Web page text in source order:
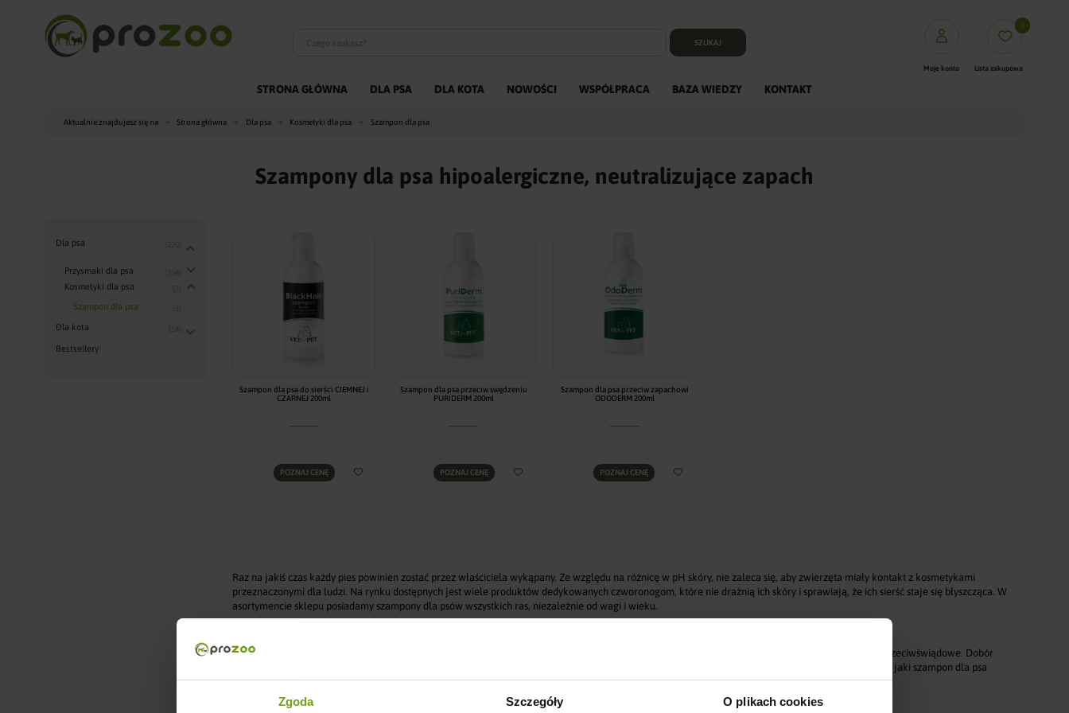
Zgoda Szczegóły O plikach cookies
SZUKAJ
Moje konto
0
Lista zakupowa
STRONA GŁÓWNA DLA PSA DLA KOTA NOWOŚCI WSPÓŁPRACA BAZA WIEDZY KONTAKT
Aktualnie znajdujesz się na Strona główna Dla psa Kosmetyki dla psa Szampon dla psa
Szampony dla psa hipoalergiczne, neutralizujące zapach
Dla psa
Przysmaki dla psa
Kosmetyki dla psa
Szampon dla psa
Dla kota
Bestsellery
Szampon dla psa do sierści CIEMNEJ i
CZARNEJ 200ml
POZNAJ CENĘ
Szampon dla psa przeciw swędzeniu
PURIDERM 200ml
POZNAJ CENĘ
Szampon dla psa przeciw zapachowi
ODODERM 200ml
POZNAJ CENĘ
Raz na jakiś czas każdy pies powinien zostać przez właściciela wykąpany. Ze względu na różnicę w pH skóry, nie zaleca się, aby zwierzęta miały kontakt z kosmetykami
przeznaczonymi dla ludzi. Na rynku dostępnych jest wiele produktów dedykowanych czworonogom, które nie drażnią ich skóry i sprawiają, że ich sierść staje się błyszcząca. W
asortymencie sklepu posiadamy szampony dla psów wszystkich ras, niezależnie od wagi i wieku.
Oferta obejmuje zarówno produkty uniwersalne, jak i szampony dermatologiczne, przeciwpchelne, przeciwkleszczowe czy wykazujące działanie przeciwświądowe. Dobór
odpowiedniego kosmetyku ma kluczowe znaczenie, warto więc poradzić się weterynarza lub skontaktować z obsługą sklepu, jeśli masz wątpliwości, jaki szampon dla psa
będzie najlepszy.